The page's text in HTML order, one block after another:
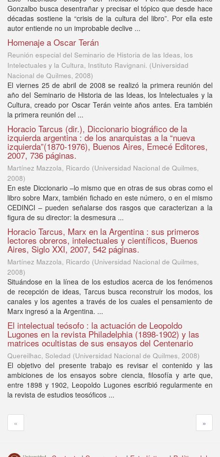
Gonzalbo busca desentrañar y precisar el tópico que desde hace
décadas sostiene la “crisis de la cultura del libro”. Por ella este
autor entiende no un improbable declive ...
Homenaje a Oscar Terán
Reunión especial del Seminario de Historia de las Ideas, los
Intelectuales y la Cultura, Instituto Ravignani. (Universidad
Nacional de Quilmes, 2008)
El viernes 25 de abril de 2008 se realizó la primera reunión del
año del Seminario de Historia de las Ideas, los Intelectuales y la
Cultura, creado por Oscar Terán veinte años antes. Era también
la primera reunión del ...
Horacio Tarcus (dir.), Diccionario biográfico de la
izquierda argentina : de los anarquistas a la “nueva
izquierda”(1870-1976), Buenos Aires, Emecé Editores,
2007, 736 páginas.
Martínez Mazzola, Ricardo (Universidad Nacional de Quilmes,
2008)
En este Diccionario –lo mismo que en otras de sus obras como el
libro sobre Marx, también fichado en este número, o en el mismo
CEDINCI – pueden señalarse dos rasgos que caracterizan a la
figura de su director: la desmesura ...
Horacio Tarcus, Marx en la Argentina : sus primeros
lectores obreros, intelectuales y científicos, Buenos
Aires, Siglo XXI, 2007, 542 páginas.
Martínez Mazzola, Ricardo (Universidad Nacional de Quilmes,
2008)
Situándose en la línea de los estudios acerca de los fenómenos
de recepción de ideas, Tarcus busca reconstruir los modos, los
canales y los agentes a través de los cuales el pensamiento de
Marx ingresó a la Argentina. ...
El intelectual teósofo : la actuación de Leopoldo
Lugones en la revista Philadelphia (1898-1902) y las
matrices ocultistas de sus ensayos del Centenario
Quereilhac, Soledad (Universidad Nacional de Quilmes, 2008)
El objetivo del presente trabajo es revisar el contenido y las
ambiciones de los ensayos sobre ciencia, filosofía y arte que,
entre 1898 y 1902, Leopoldo Lugones escribió regularmente en
la revista de estudios teosóficos ...
« »